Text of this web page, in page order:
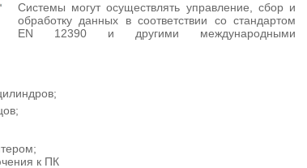
Системы могут осуществлять управление, сбор и
обработку данных в соответствии со стандартом
EN 12390 и другими международными
к ПК